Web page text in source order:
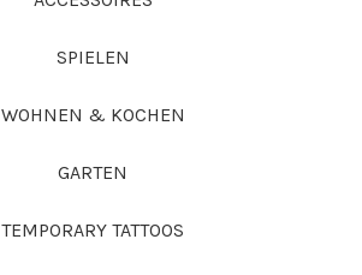
SPIELEN
WOHNEN & KOCHEN
GARTEN
TEMPORARY TATTOOS